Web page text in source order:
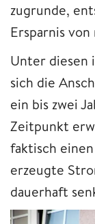
zugrunde,
Ersparnis
Unter diesen
sich die
ein bis zwei
Zeitpunkt
faktisch
erzeugte
dauerhaft